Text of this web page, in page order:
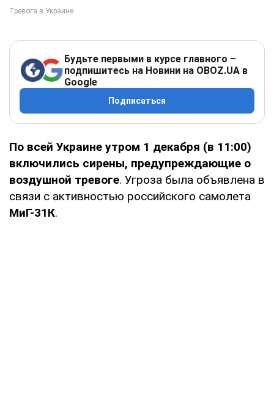
Будьте первыми в курсе главного –
подпишитесь на Новини на OBOZ.UA в
Google
Подписаться
По всей Украине утром 1 декабря (в 11:00)
включились сирены, предупреждающие о
воздушной тревоге. Угроза была объявлена в
связи с активностью российского самолета
МиГ-31К.